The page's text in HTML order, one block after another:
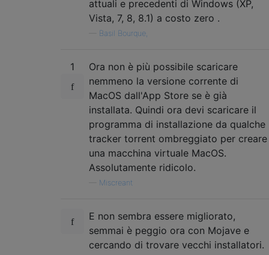
attuali e precedenti di Windows (XP,
Vista, 7, 8, 8.1) a costo zero .
Basil Bourque,
1
Ora non è più possibile scaricare
nemmeno la versione corrente di
MacOS dall'App Store se è già
installata. Quindi ora devi scaricare il
programma di installazione da qualche
tracker torrent ombreggiato per creare
una macchina virtuale MacOS.
Assolutamente ridicolo.
Miscreant
E non sembra essere migliorato,
semmai è peggio ora con Mojave e
cercando di trovare vecchi installatori.